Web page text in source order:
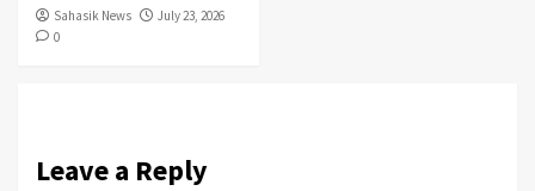
Sahasik News
July 23, 2026
0
Leave a Reply